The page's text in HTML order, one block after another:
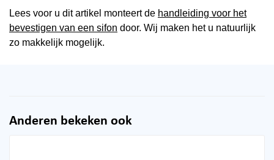
Lees voor u dit artikel monteert de handleiding voor het
bevestigen van een sifon door. Wij maken het u natuurlijk
zo makkelijk mogelijk.
Anderen bekeken ook